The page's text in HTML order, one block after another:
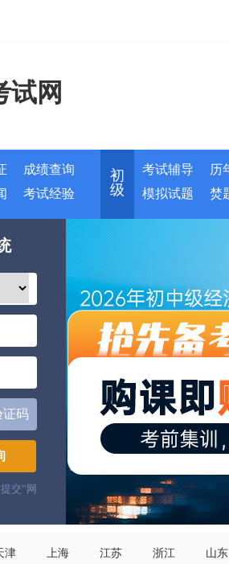
试网
成绩查询
考试经验
初
级
考试辅导
历
模拟试题
焚
证码
交”网
津 上海 江苏 浙江 山东